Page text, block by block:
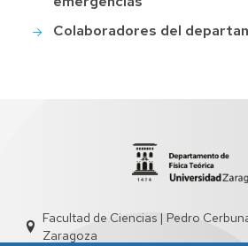
Colaboradores del
Facultad de Ciencias | Pedro
Zaragoza